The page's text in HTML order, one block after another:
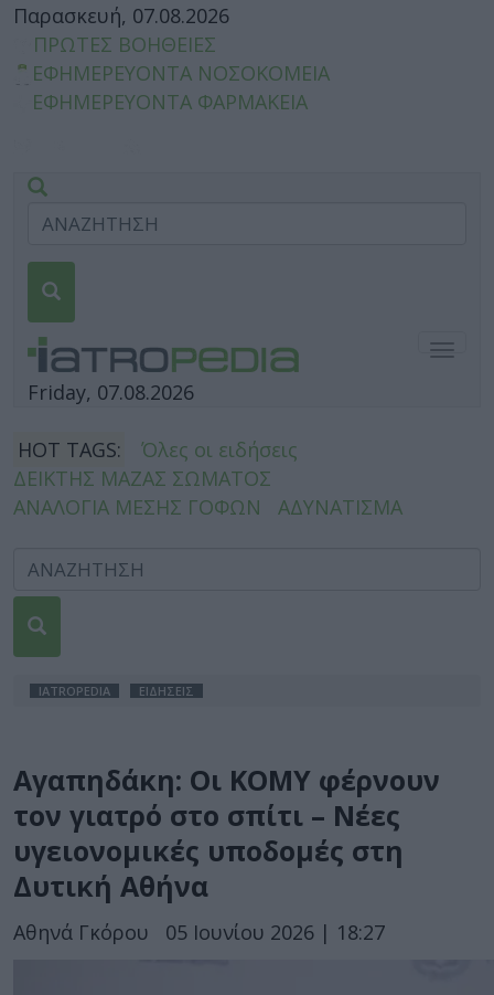
Παρασκευή, 07.08.2026
ΠΡΩΤΕΣ ΒΟΗΘΕΙΕΣ
ΕΦΗΜΕΡΕΥΟΝΤΑ ΝΟΣΟΚΟΜΕΙΑ
ΕΦΗΜΕΡΕΥΟΝΤΑ ΦΑΡΜΑΚΕΙΑ
Friday, 07.08.2026
HOT TAGS:
Όλες οι ειδήσεις
ΔΕΙΚΤΗΣ ΜΑΖΑΣ ΣΩΜΑΤΟΣ
ΑΝΑΛΟΓΙΑ ΜΕΣΗΣ ΓΟΦΩΝ
ΑΔΥΝΑΤΙΣΜΑ
IATROPEDIA ΕΙΔΗΣΕΙΣ
Αγαπηδάκη: Οι ΚΟΜΥ φέρνουν
τον γιατρό στο σπίτι – Νέες
υγειονομικές υποδομές στη
Δυτική Αθήνα
Αθηνά Γκόρου 05 Ιουνίου 2026 | 18:27